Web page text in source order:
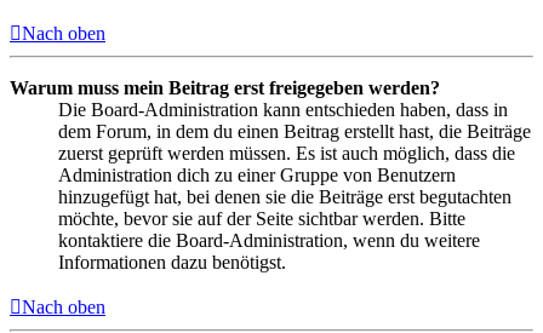
Nach oben
Warum muss mein Beitrag erst freigegeben werden?
Die Board-Administration kann entschieden haben, dass in
dem Forum, in dem du einen Beitrag erstellt hast, die Beiträge
zuerst geprüft werden müssen. Es ist auch möglich, dass die
Administration dich zu einer Gruppe von Benutzern
hinzugefügt hat, bei denen sie die Beiträge erst begutachten
möchte, bevor sie auf der Seite sichtbar werden. Bitte
kontaktiere die Board-Administration, wenn du weitere
Informationen dazu benötigst.
Nach oben